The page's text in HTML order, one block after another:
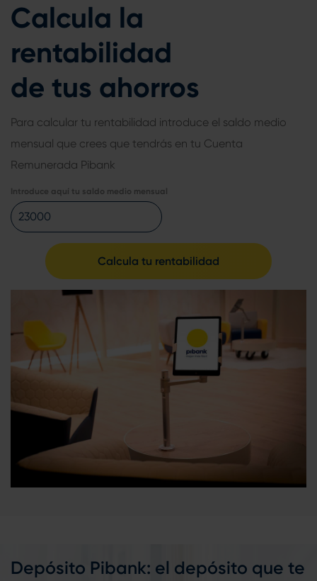
Calcula la
rentabilidad
de tus ahorros
Para calcular tu rentabilidad introduce el saldo medio
mensual que crees que tendrás en tu Cuenta
Remunerada Pibank
Introduce aquí tu saldo medio mensual
Calcula tu rentabilidad
Depósito Pibank: el depósito que te